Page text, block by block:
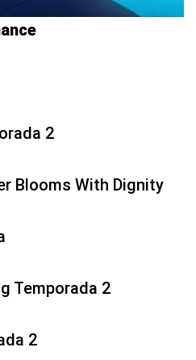
2
Blooms With Dignity
Temporada 2
2